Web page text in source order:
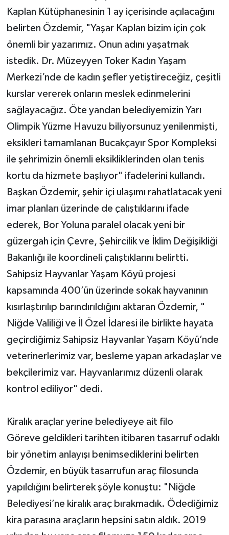
Kaplan Kütüphanesinin 1 ay içerisinde açılacağını
belirten Özdemir, "Yaşar Kaplan bizim için çok
önemli bir yazarımız. Onun adını yaşatmak
istedik. Dr. Müzeyyen Toker Kadın Yaşam
Merkezi’nde de kadın şefler yetiştireceğiz, çeşitli
kurslar vererek onların meslek edinmelerini
sağlayacağız. Öte yandan belediyemizin Yarı
Olimpik Yüzme Havuzu biliyorsunuz yenilenmişti,
eksikleri tamamlanan Bucakçayır Spor Kompleksi
ile şehrimizin önemli eksikliklerinden olan tenis
kortu da hizmete başlıyor" ifadelerini kullandı.
Başkan Özdemir, şehir içi ulaşımı rahatlatacak yeni
imar planları üzerinde de çalıştıklarını ifade
ederek, Bor Yoluna paralel olacak yeni bir
güzergah için Çevre, Şehircilik ve İklim Değişikliği
Bakanlığı ile koordineli çalıştıklarını belirtti.
Sahipsiz Hayvanlar Yaşam Köyü projesi
kapsamında 400’ün üzerinde sokak hayvanının
kısırlaştırılıp barındırıldığını aktaran Özdemir, "
Niğde Valiliği ve İl Özel İdaresi ile birlikte hayata
geçirdiğimiz Sahipsiz Hayvanlar Yaşam Köyü’nde
veterinerlerimiz var, besleme yapan arkadaşlar ve
bekçilerimiz var. Hayvanlarımız düzenli olarak
kontrol ediliyor" dedi.
Kiralık araçlar yerine belediyeye ait filo
Göreve geldikleri tarihten itibaren tasarruf odaklı
bir yönetim anlayışı benimsediklerini belirten
Özdemir, en büyük tasarrufun araç filosunda
yapıldığını belirterek şöyle konuştu: "Niğde
Belediyesi’ne kiralık araç bırakmadık. Ödediğimiz
kira parasına araçların hepsini satın aldık. 2019